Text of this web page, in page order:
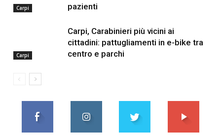
Carpi
pazienti
Carpi
Carpi, Carabinieri più vicini ai
cittadini: pattugliamenti in e-bike tra
centro e parchi